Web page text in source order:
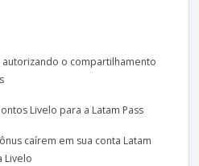
autorizando o compartilhamento
Livelo para a Latam Pass
caírem em sua conta Latam
Livelo